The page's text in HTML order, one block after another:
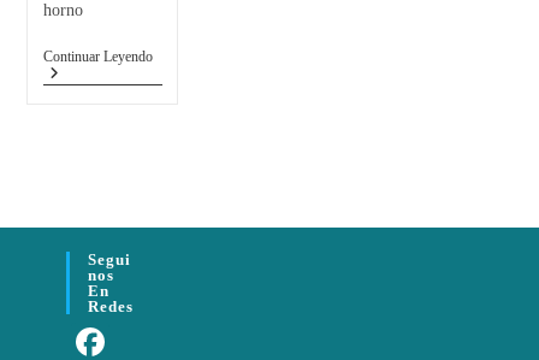
horno
Continuar Leyendo
Segui
Nos
En
Redes